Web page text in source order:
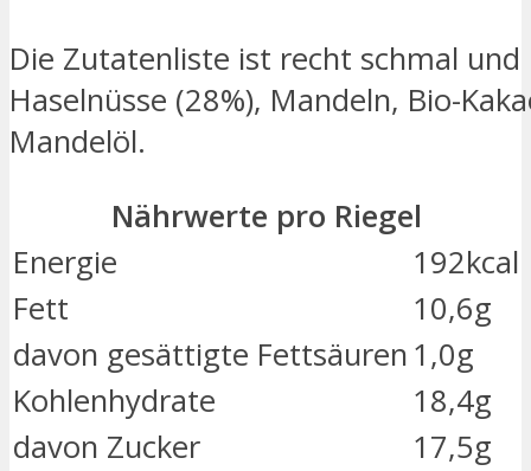
Die Zutatenliste ist recht schmal
Haselnüsse (28%), Mandeln, Bio-
Mandelöl.
Nährwerte pro Riegel
Energie
192kcal
Fett
10,6g
davon gesättigte Fettsäuren 1,0g
Kohlenhydrate
18,4g
davon Zucker
17,5g